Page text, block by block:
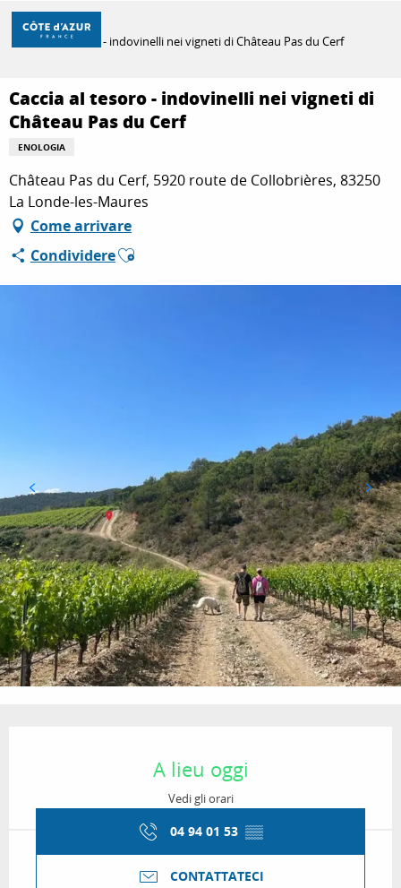
Aller
contenu
SCOPRIRE
PER FARE
SOGGIORNO
Casa
Caccia al tesoro - indovinelli nei vigneti di Château Pas du Cerf
Caccia al tesoro - indovinelli nei vigneti di
Château Pas du Cerf
ENOLOGIA
Château Pas du Cerf, 5920 route de Collobrières, 83250
La Londe-les-Maures
Come arrivare
CondividereAjouter aux favoris
A lieu oggi
Vedi gli orari
04 94 01 53 ▒▒
CONTATTATECI